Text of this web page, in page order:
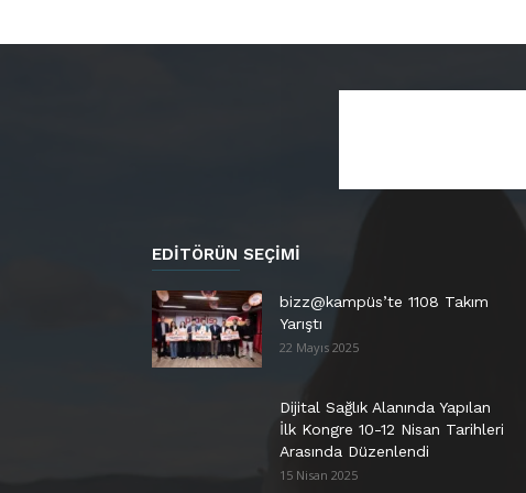
EDITÖRÜN SEÇIMI
bizz@kampüs’te 1108 Takım
Yarıştı
22 Mayıs 2025
Dijital Sağlık Alanında Yapılan
İlk Kongre 10-12 Nisan Tarihleri
Arasında Düzenlendi
15 Nisan 2025